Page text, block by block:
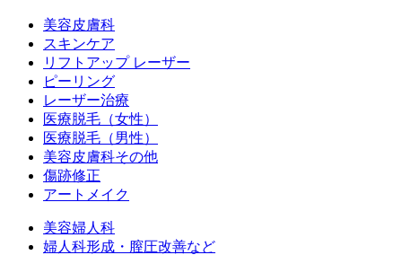
美容皮膚科
スキンケア
リフトアップ レーザー
ピーリング
レーザー治療
医療脱毛（女性）
医療脱毛（男性）
美容皮膚科その他
傷跡修正
アートメイク
美容婦人科
婦人科形成・膣圧改善など